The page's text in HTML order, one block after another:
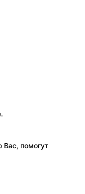
Вас, помогут